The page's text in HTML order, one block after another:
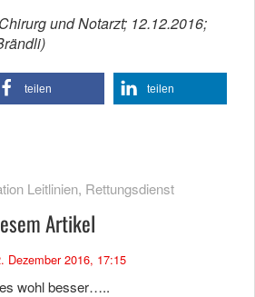
und Notarzt; 12.12.2016;
teilen teilen
Leitlinien, Rettungsdienst
Artikel
Dezember 2016, 17:15
wohl besser…..